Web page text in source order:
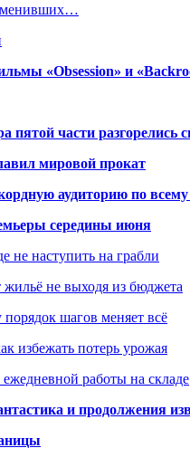
«Obsession» и
пятой части разгорелись
мировой прокат
аудиторию по
середины июня
не наступить на грабли
жильё не выходя из бюджета
порядок шагов меняет всё
избежать потерь урожая
работы на складе
и продолжения